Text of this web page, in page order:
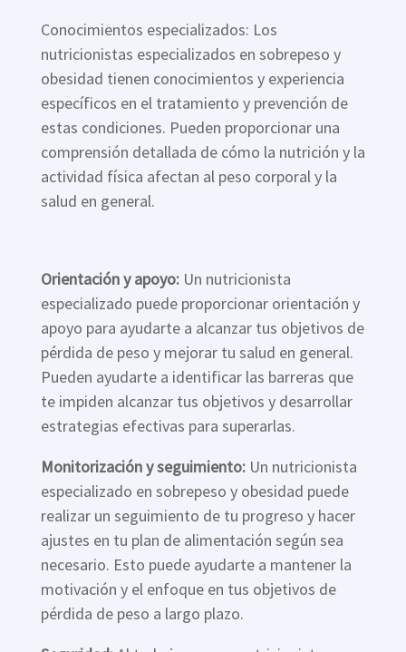
Conocimientos especializados: Los
nutricionistas especializados en sobrepeso y
obesidad tienen conocimientos y experiencia
específicos en el tratamiento y prevención de
estas condiciones. Pueden proporcionar una
comprensión detallada de cómo la nutrición y la
actividad física afectan al peso corporal y la
salud en general.
Orientación y apoyo:Un nutricionista
especializado puede proporcionar orientación y
apoyo para ayudarte a alcanzar tus objetivos de
pérdida de peso y mejorar tu salud en general.
Pueden ayudarte a identificar las barreras que
te impiden alcanzar tus objetivos y desarrollar
estrategias efectivas para superarlas.
Monitorización y seguimiento:Un nutricionista
especializado en sobrepeso y obesidad puede
realizar un seguimiento de tu progreso y hacer
ajustes en tu plan de alimentación según sea
necesario. Esto puede ayudarte a mantener la
motivación y el enfoque en tus objetivos de
pérdida de peso a largo plazo.